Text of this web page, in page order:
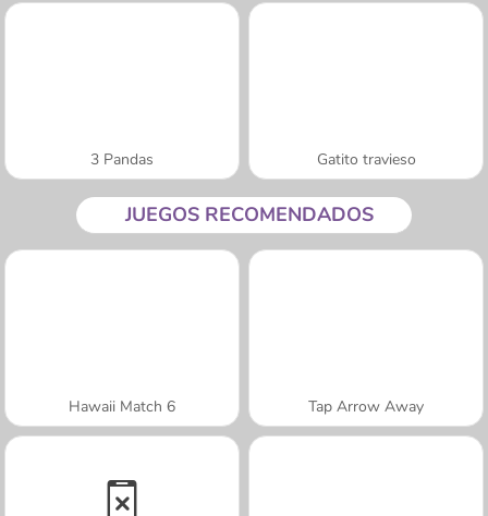
3 Pandas Gatito travieso
JUEGOS RECOMENDADOS
Hawaii Match 6 Tap Arrow Away